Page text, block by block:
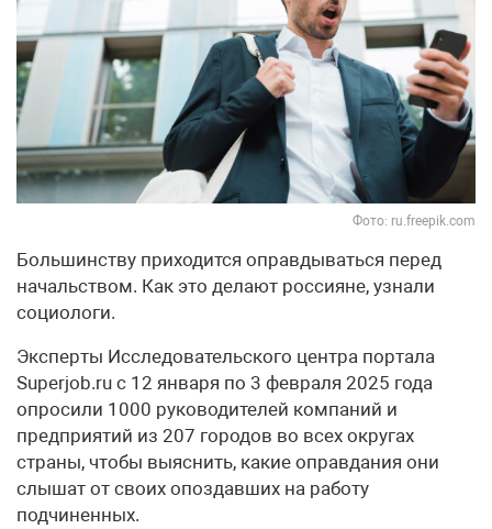
Фото: ru.freepik.com
Большинству приходится оправдываться перед
начальством. Как это делают россияне, узнали
социологи.
Эксперты Исследовательского центра портала
Superjob.ru с 12 января по 3 февраля 2025 года
опросили 1000 руководителей компаний и
предприятий из 207 городов во всех округах
страны, чтобы выяснить, какие оправдания они
слышат от своих опоздавших на работу
подчиненных.